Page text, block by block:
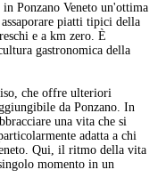
Ponzano Veneto un'ottima
piatti tipici della
e a km zero. È
gastronomica della
che offre ulteriori
da Ponzano. In
una vita che si
adatta a chi
Qui, il ritmo della vita
momento in un